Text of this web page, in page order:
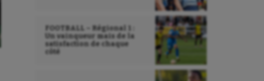
FOOTBALL – Régional 1 :
Un vainqueur mais de la
satisfaction de chaque
côté